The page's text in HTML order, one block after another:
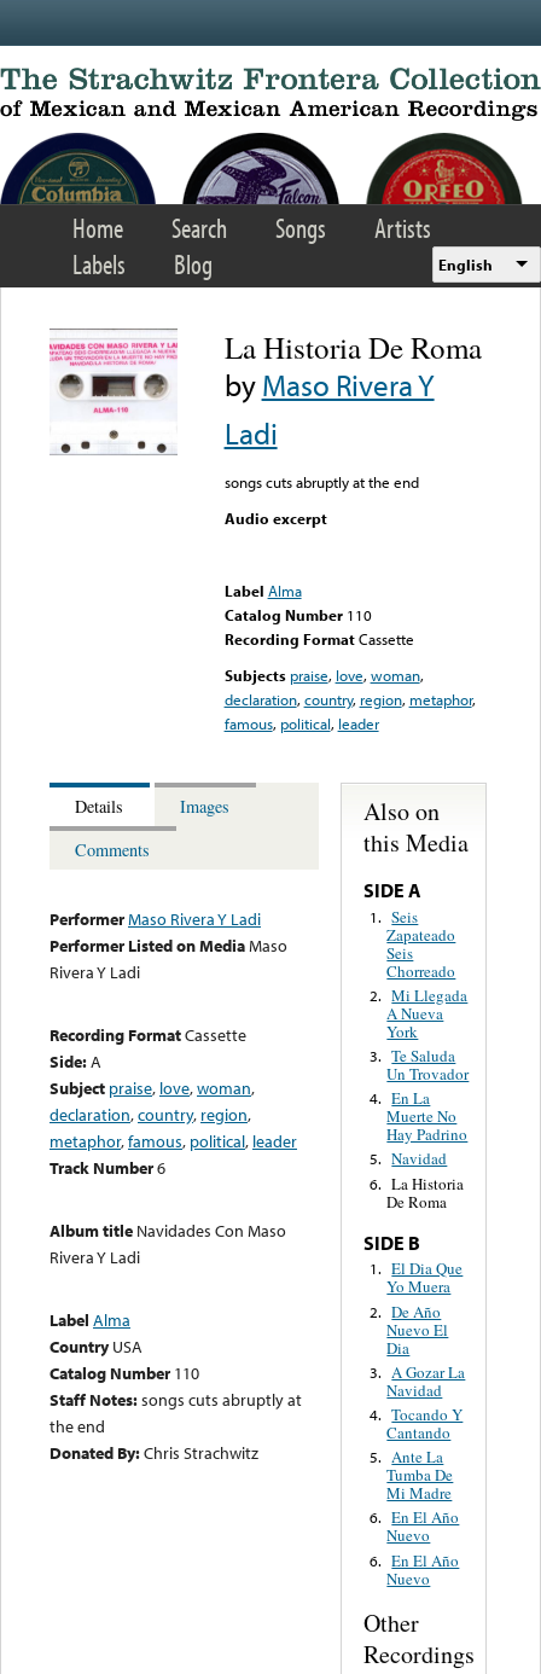
Home Search Songs
Artists
Labels
Blog English
La Historia De Roma
byMaso Rivera Y
Ladi
songs cuts abruptly at the end
Audio excerpt
Label Alma
Catalog Number 110
Recording FormatCassette
Subjects praise, love,woman,
declaration,country, region, metaphor,
famous, political, leader
Details
Images
Comments
PerformerMaso Rivera Y Ladi
Performer Listed on MediaMaso
Rivera Y Ladi
Recording FormatCassette
Side:A
Subject praise, love,woman,
declaration,country, region,
metaphor,famous, political, leader
Track Number6
Album title Navidades Con Maso
Rivera Y Ladi
Label Alma
Country USA
Catalog Number 110
Staff Notes:songs cuts abruptly at
the end
Donated By:Chris Strachwitz
Also on
this Media
SIDE A
1. Seis
Zapateado
Seis
Chorreado
2. Mi Llegada
A Nueva
York
3. Te Saluda
Un Trovador
4. En La
Muerte No
Hay Padrino
5. Navidad
6. La Historia
De Roma
SIDE B
1. El Dia Que
Yo Muera
2. De Año
Nuevo El
Dia
3. A Gozar La
Navidad
4. Tocando Y
Cantando
5. Ante La
Tumba De
Mi Madre
6. En El Año
Nuevo
6. En El Año
Nuevo
Other
Recordings